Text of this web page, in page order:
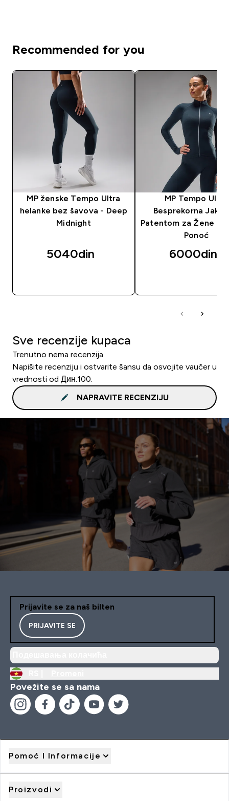
Recommended for you
MP ženske Tempo Ultra
helanke bez šavova - Deep
Midnight
5040din‎
MP Tempo Ultra
Besprekorna
Patentom za Žene -
Ponoć
6000din‎
Sve recenzije kupaca
Trenutno nema recenzija.
Napišite recenziju i ostvarite šansu da osvojite vaučer u
vrednosti od Дин.100.
NAPRAVITE RECENZIJU
Prijavite se za naš bilten
PRIJAVITE SE
Povežite se sa nama
Pomoć I Informacije
Proizvodi